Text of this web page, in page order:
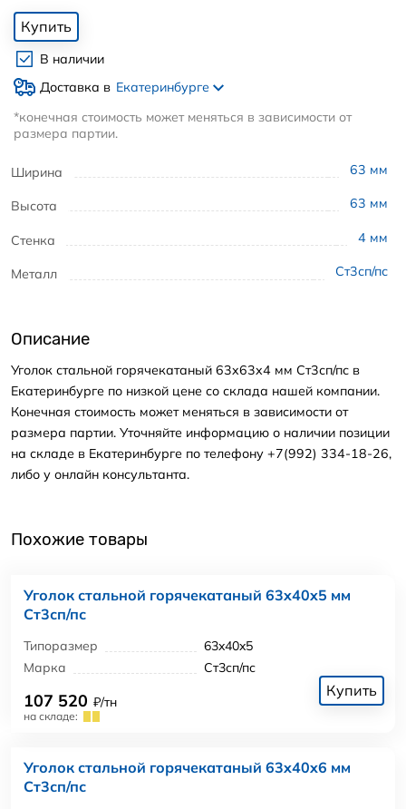
Ширина 63 мм
Высота 63 мм
Стенка 4 мм
Металл Ст3сп/пс
Купить
В наличии
Доставка в Екатеринбурге
*конечная стоимость может меняться в зависимости от
размера партии.
Описание
Уголок стальной горячекатаный 63x63x4 мм Ст3сп/пс в
Екатеринбурге по низкой цене со склада нашей компании.
Конечная стоимость может меняться в зависимости от
размера партии. Уточняйте информацию о наличии позиции
на складе в Екатеринбурге по телефону +7(992) 334-18-26,
либо у онлайн консультанта.
Похожие товары
Уголок стальной горячекатаный 63x40x5 мм
Ст3сп/пс
Типоразмер
63x40x5
Марка
Ст3сп/пс
107 520 ₽/тн
на складе:
Купить
Уголок стальной горячекатаный 63x40x6 мм
Ст3сп/пс